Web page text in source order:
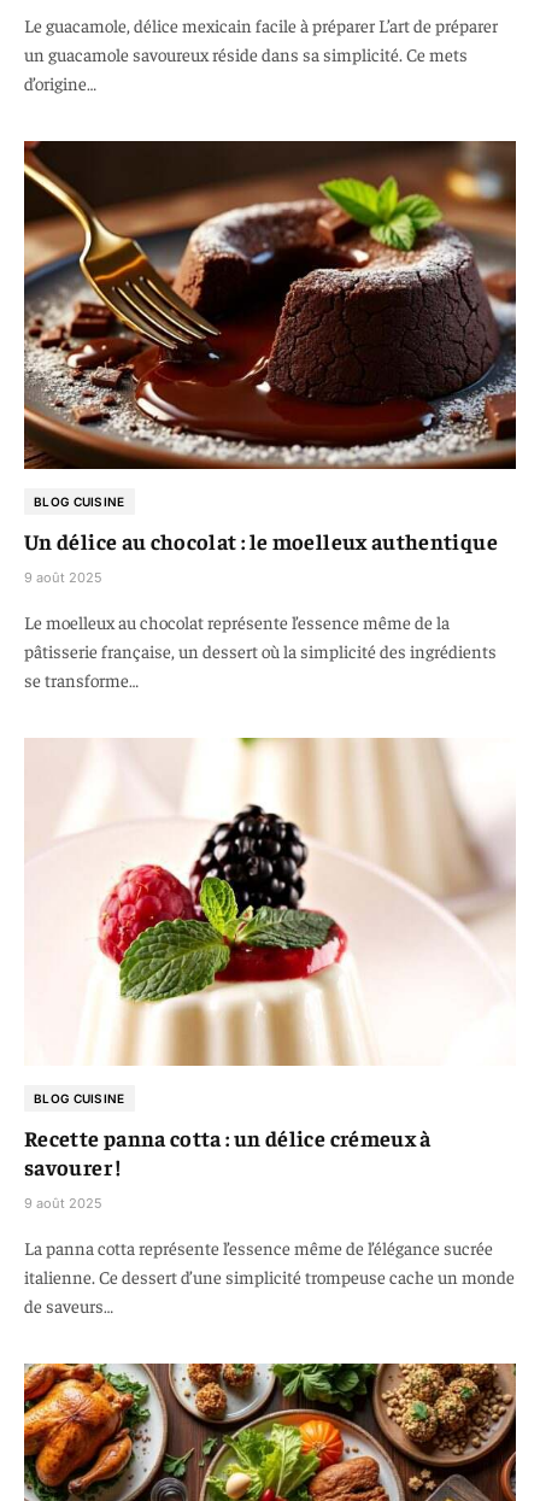
Le guacamole, délice mexicain facile à préparer L’art de préparer
un guacamole savoureux réside dans sa simplicité. Ce mets
d’origine…
BLOG CUISINE
Un délice au chocolat : le moelleux authentique
9 août 2025
Le moelleux au chocolat représente l’essence même de la
pâtisserie française, un dessert où la simplicité des ingrédients
se transforme…
BLOG CUISINE
Recette panna cotta : un délice crémeux à
savourer !
9 août 2025
La panna cotta représente l’essence même de l’élégance sucrée
italienne. Ce dessert d’une simplicité trompeuse cache un monde
de saveurs…